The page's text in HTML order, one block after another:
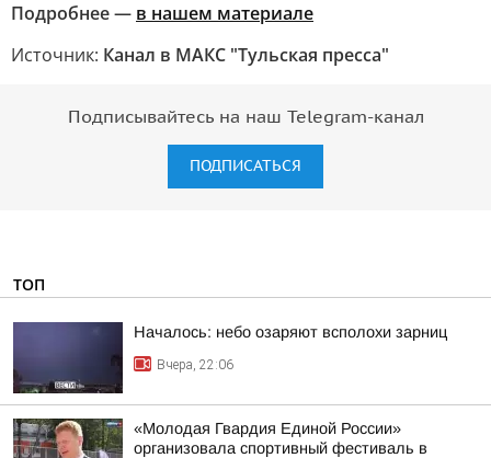
Подробнее — в нашем материале
Источник: Канал в МАКС "Тульская пресса"
Подписывайтесь на наш Telegram-канал
ПОДПИСАТЬСЯ
ТОП
Началось: небо озаряют всполохи зарниц
Вчера, 22:06
«Молодая Гвардия Единой России»
организовала спортивный фестиваль в